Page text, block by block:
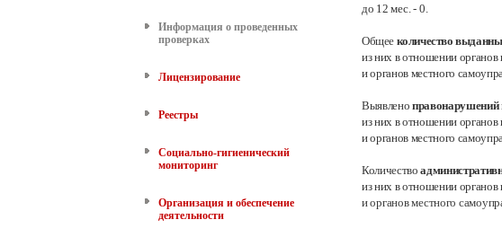
Информация о проведенных
проверках
Лицензирование
Реестры
Социально-гигиенический
мониторинг
Организация и обеспечение
деятельности
до 12 мес.- 0.
Общее количество
из них в отношении органов
и органов местного
Выявлено правонарушений
из них в отношении органов
и органов местного
Количество
из них в отношении органов
и органов местного